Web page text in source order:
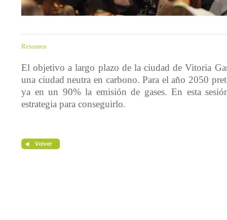
Resumen
El objetivo a largo plazo de la ciudad de Vitoria
una ciudad neutra en carbono. Para el año 2050
ya en un 90% la emisión de gases. En esta
estrategia para conseguirlo.